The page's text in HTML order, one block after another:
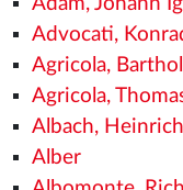
Adam, Johann
Advocati,
Agricola,
Agricola,
Albach, Heinrich
Alber